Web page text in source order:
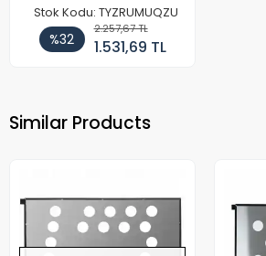
Stok Kodu: TYZRUMUQZU
%32
2.257,67 TL
1.531,69 TL
Similar Products